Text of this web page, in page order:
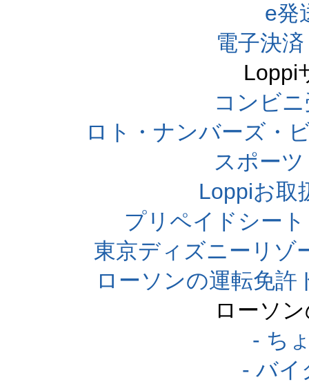
e発
電子決
Loppi
コンビ
ロト・ナンバーズ・
スポー
Loppiお取
プリペイドシー
東京ディズニーリゾ
ローソンの運転免
ローソ
- ち
- バイ